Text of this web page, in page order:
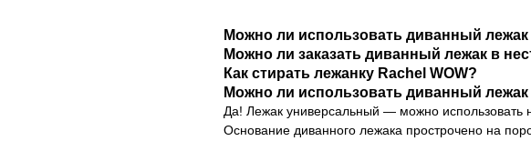
Можно ли использовать диванный
Можно ли заказать диванный лежак в
Как стирать лежанку Rachel WOW?
Можно ли использовать диванный
Да! Лежак универсальный — можно использовать
Основание диванного лежака прострочено на